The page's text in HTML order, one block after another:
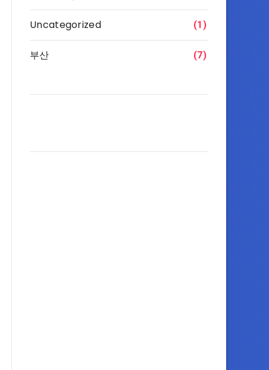
Uncategorized (1)
부산 (7)